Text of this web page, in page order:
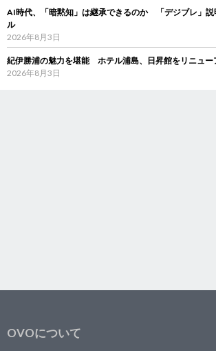
AI時代、「暗黙知」は継承できるのか 「デジブレ」説
ル
2026年8月3日
紀伊勝浦の魅力を堪能 ホテル浦島、日昇館をリニュー
2026年8月3日
OVOについて